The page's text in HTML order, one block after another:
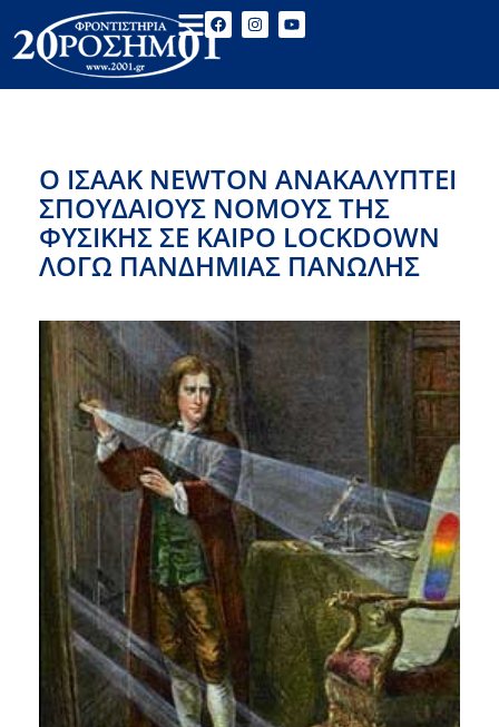
Ο ΙΣΑΑΚ NEWTON ΑΝΑΚΑΛΥΠΤΕΙ
ΣΠΟΥΔΑΙΟΥΣ ΝΟΜΟΥΣ ΤΗΣ
ΦΥΣΙΚΗΣ ΣΕ ΚΑΙΡΟ LOCKDOWN
ΛΟΓΩ ΠΑΝΔΗΜΙΑΣ ΠΑΝΩΛΗΣ